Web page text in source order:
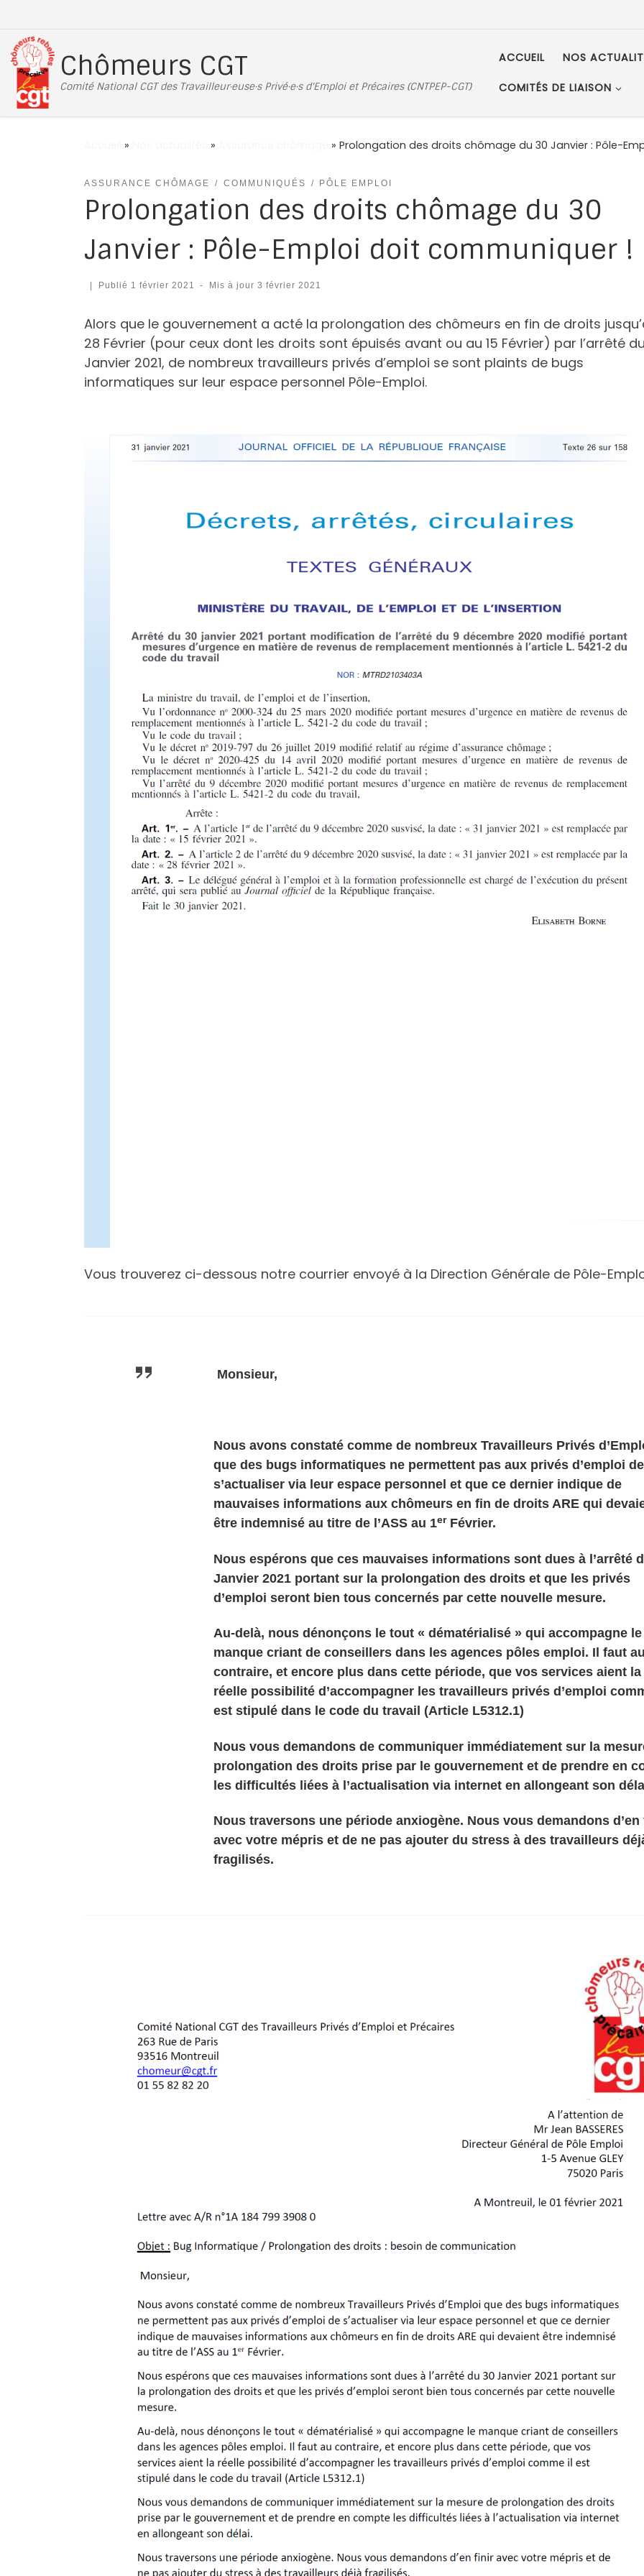
Chômeurs CGT
Comité National CGT des Travailleur·euse·s Privé·e·s d'Emploi et Précaires (CNTPEP-CGT)
ACCUEIL NOS
COMITÉS DE LIAISON
» » » Prolongation des droits chômage du 30 Janvier : Pôle-
ASSURANCE CHÔMAGE COMMUNIQUÉS PÔLE EMPLOI
Prolongation des droits chômage du 30
Janvier : Pôle-Emploi doit communiquer !
| Publié 1 février 2021 - Mis à jour3 février 2021
Alors que le gouvernement a acté la prolongation des chômeurs en fin de droits
28 Février (pour ceux dont les droits sont épuisés avant ou au 15 Février) par l’arrêté
Janvier 2021, de nombreux travailleurs privés d’emploi se sont plaints de bugs
informatiques sur leur espace personnel Pôle-Emploi.
Vous trouverez ci-dessous notre courrier envoyé à la Direction Générale de Pôle-
Monsieur,
Nous avons constaté comme de nombreux Travailleurs Privés
que des bugs informatiques ne permettent pas aux privés d’emploi de
s’actualiser via leur espace personnel et que ce dernier indique de
mauvaises informations aux chômeurs en fin de droits ARE qui
être indemnisé au titre de l’ASS au 1erFévrier.
Nous espérons que ces mauvaises informations sont dues à l’arrêté
Janvier 2021 portant sur la prolongation des droits et que les privés
d’emploi seront bien tous concernés par cette nouvelle mesure.
Au-delà, nous dénonçons le tout « dématérialisé » qui accompagne le
manque criant de conseillers dans les agences pôles emploi. Il faut
contraire, et encore plus dans cette période, que vos services aient la
réelle possibilité d’accompagner les travailleurs privés d’emploi
est stipulé dans le code du travail (Article L5312.1)
Nous vous demandons de communiquer immédiatement sur la
prolongation des droits prise par le gouvernement et de prendre en
les difficultés liées à l’actualisation via internet en allongeant son
Nous traversons une période anxiogène. Nous vous demandons
avec votre mépris et de ne pas ajouter du stress à des travailleurs
fragilisés.